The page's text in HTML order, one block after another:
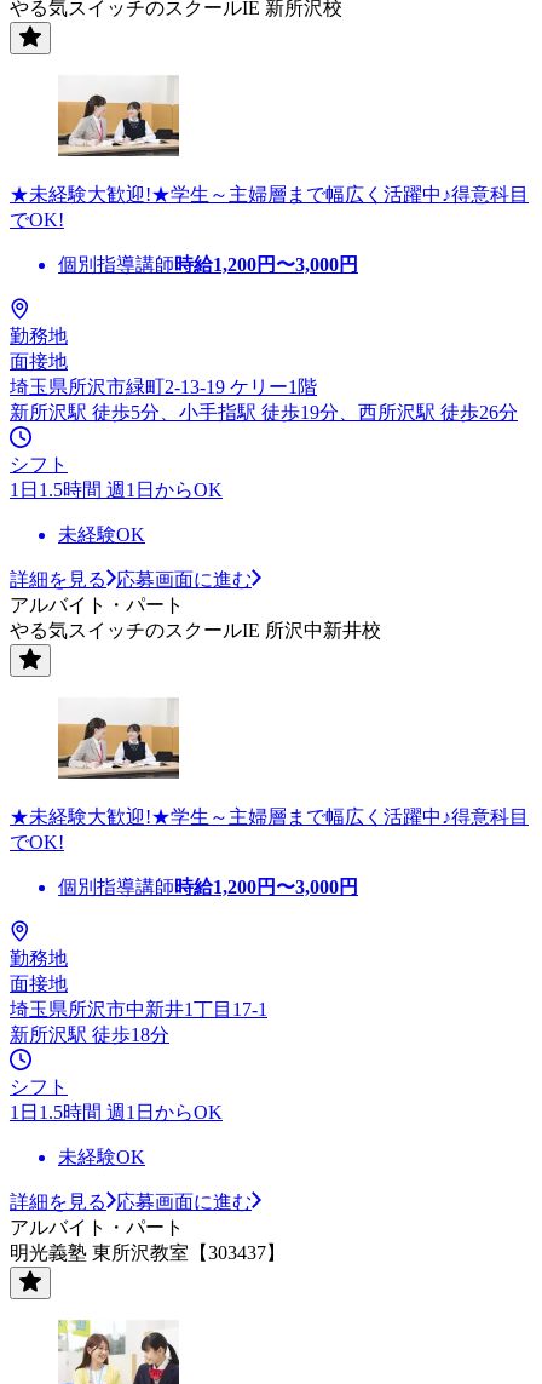
やる気スイッチのスクールIE 新所沢校
★未経験大歓迎!★学生～主婦層まで幅広く活躍中♪得意科目
でOK!
個別指導講師時給1,200円〜3,000円
勤務地
面接地
埼玉県所沢市緑町2-13-19 ケリー1階
新所沢駅 徒歩5分、小手指駅 徒歩19分、西所沢駅 徒歩26分
シフト
1日1.5時間 週1日からOK
未経験OK
詳細を見る
応募画面に進む
アルバイト・パート
やる気スイッチのスクールIE 所沢中新井校
★未経験大歓迎!★学生～主婦層まで幅広く活躍中♪得意科目
でOK!
個別指導講師時給1,200円〜3,000円
勤務地
面接地
埼玉県所沢市中新井1丁目17-1
新所沢駅 徒歩18分
シフト
1日1.5時間 週1日からOK
未経験OK
詳細を見る
応募画面に進む
アルバイト・パート
明光義塾 東所沢教室【303437】